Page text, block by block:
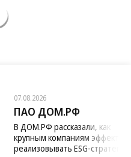
07.08.2026
ПАО ДОМ.РФ
В ДОМ.РФ рассказали, как
крупным компаниям
реализовывать ESG-стратегию